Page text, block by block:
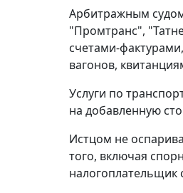
Арбитражным
"Промтранс",
счетами-
вагонов,
Услуги по
на добавленную
Истцом не
того, включая
налогоплательщик